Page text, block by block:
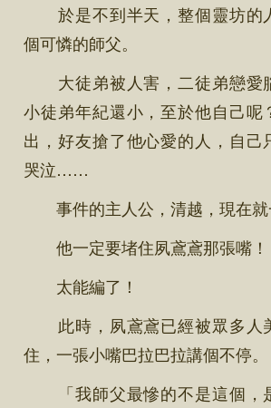
於是不到半天，整個靈坊的
個可憐的師父。
大徒弟被人害，二徒弟戀愛
小徒弟年紀還小，至於他自己呢
出，好友搶了他心愛的人，自己
哭泣……
事件的主人公，清越，現在就
他一定要堵住夙鳶鳶那張嘴！
太能編了！
此時，夙鳶鳶已經被眾多人
住，一張小嘴巴拉巴拉講個不停。
「我師父最慘的不是這個，